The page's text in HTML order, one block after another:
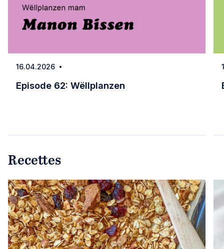
Date
16.04.2026
Episode 62: Wëllplanzen
Recettes